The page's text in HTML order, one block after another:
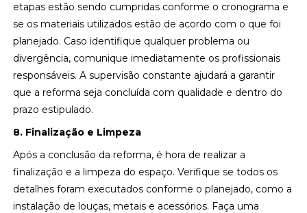
etapas estão sendo cumpridas conforme o cronograma e
se os materiais utilizados estão de acordo com o que foi
planejado. Caso identifique qualquer problema ou
divergência, comunique imediatamente os profissionais
responsáveis. A supervisão constante ajudará a garantir
que a reforma seja concluída com qualidade e dentro do
prazo estipulado.
8. Finalização e Limpeza
Após a conclusão da reforma, é hora de realizar a
finalização e a limpeza do espaço. Verifique se todos os
detalhes foram executados conforme o planejado, como a
instalação de louças, metais e acessórios. Faça uma